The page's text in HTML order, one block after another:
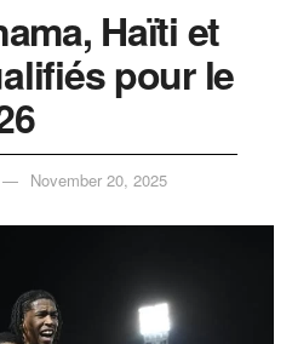
Haïti et
pour le
November 20, 2025